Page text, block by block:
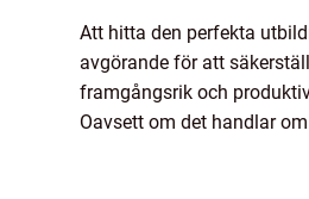
Att hitta den perfekta
avgörande för att
framgångsrik och
Oavsett om det handlar